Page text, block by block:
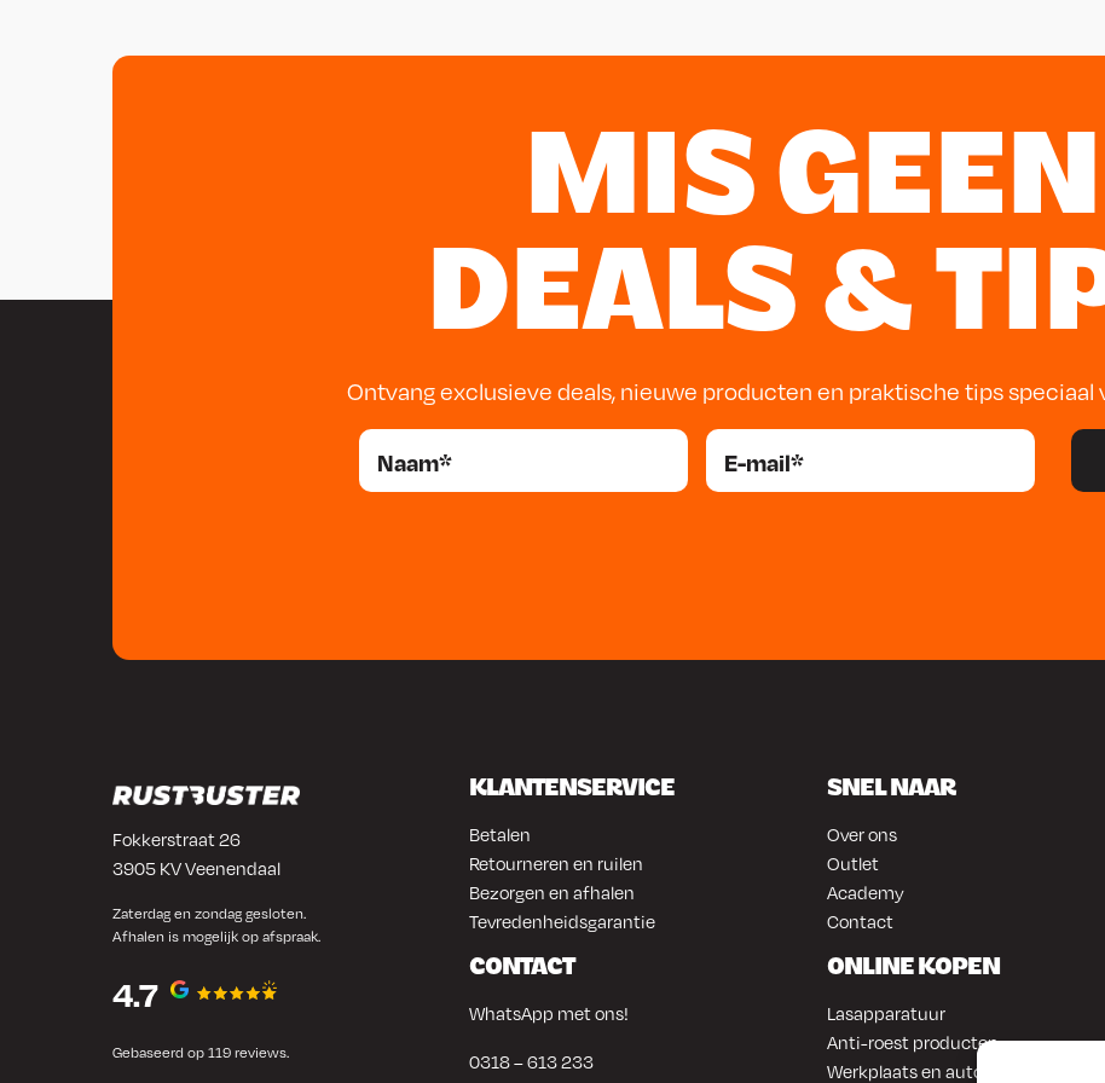
MIS GEEN
DEALS &
Ontvang exclusieve deals, nieuwe producten en praktische tips speciaal
Fokkerstraat 26
3905 KV Veenendaal
Zaterdag en zondag gesloten.
Afhalen is mogelijk op afspraak.
4.7
Gebaseerd op 119 reviews.
KLANTENSERVICE
Betalen
Retourneren en ruilen
Bezorgen en afhalen
Tevredenheidsgarantie
CONTACT
WhatsApp met ons!
0318 – 613 233
SNEL NAAR
Over ons
Outlet
Academy
Contact
ONLINE KOPEN
Lasapparatuur
Anti-roest producten
Werkplaats en automotive